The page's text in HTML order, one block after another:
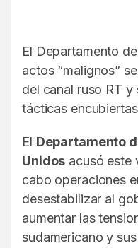
El Departamento
actos “malignos”
del canal ruso RT
tácticas
El Departamento
Unidos acusó este
cabo operaciones
desestabilizar al
aumentar las
sudamericano y